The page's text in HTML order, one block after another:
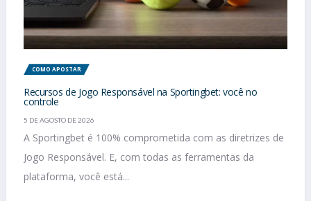
COMO APOSTAR
Recursos de Jogo Responsável na Sportingbet: você no
controle
5 DE AGOSTO DE 2026
A Sportingbet é 100% comprometida com as diretrizes de
Jogo Responsável. E, com todas as ferramentas da
plataforma, você está...